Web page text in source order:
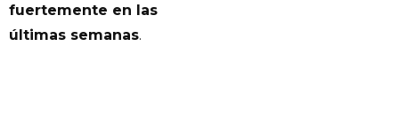
fuertemente en las
últimas semanas.